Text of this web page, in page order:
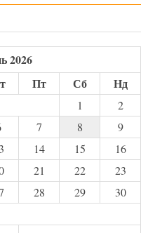
2026
Пт Сб Нд
1
2
7 8
9
14 15
16
21 22
23
28 29
30